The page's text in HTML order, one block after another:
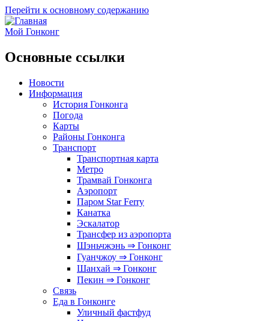
Перейти к основному содержанию
Мой Гонконг
Основные ссылки
Новости
Информация
История Гонконга
Погода
Карты
Районы Гонконга
Транспорт
Транспортная карта
Метро
Трамвай Гонконга
Аэропорт
Паром Star Ferry
Канатка
Эскалатор
Трансфер из аэропорта
Шэньчжэнь ⇒ Гонконг
Гуанчжоу ⇒ Гонконг
Шанхай ⇒ Гонконг
Пекин ⇒ Гонконг
Связь
Еда в Гонконге
Уличный фастфуд